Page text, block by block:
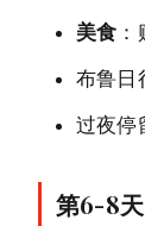
美食
布鲁日
过夜停
第6-8天